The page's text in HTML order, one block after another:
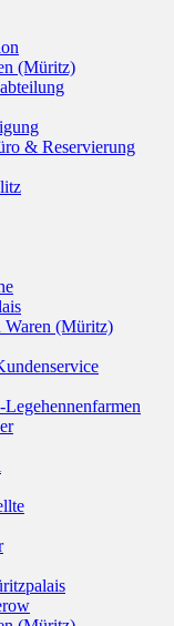
(Müritz)
& Reservierung
Waren (Müritz)